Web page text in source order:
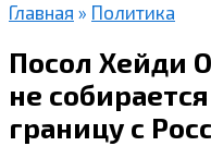
Главная » Политика
Посол Хейди
не
границу с